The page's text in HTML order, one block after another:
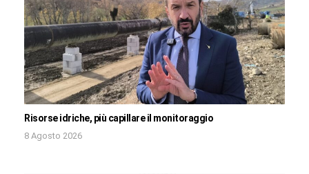
Risorse idriche, più capillare il monitoraggio
8 Agosto 2026